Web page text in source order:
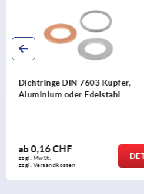
Dichtringe DIN 7603 Kupfer,
Aluminium oder Edelstahl
ab0,16 CHF
zzgl. MwSt.
zzgl. Versandkosten